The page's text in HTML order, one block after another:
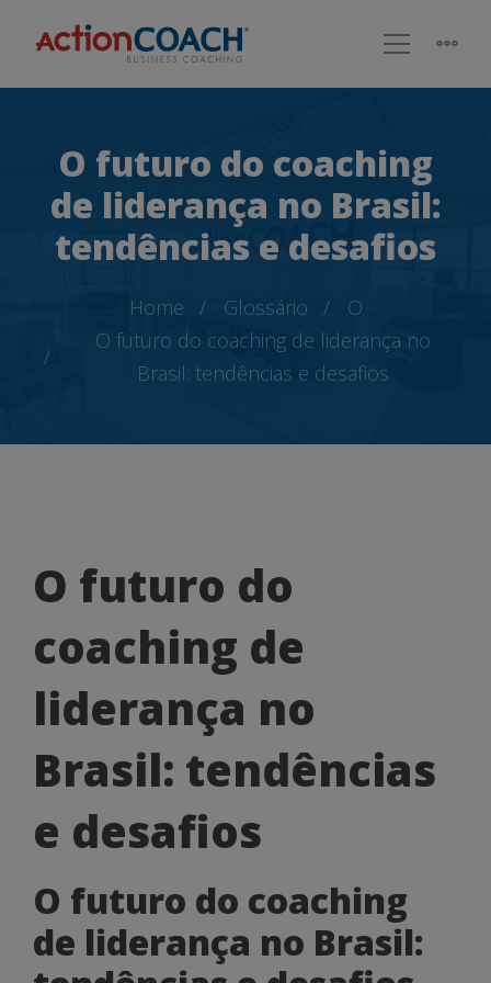
O futuro do coaching
de liderança no Brasil:
tendências e desafios
Home Glossário
O
O futuro do coaching de liderança no
Brasil: tendências e desafios
O
futuro
do
coaching
de
liderança
no
tendências
e
O futuro do
coaching de
liderança no
Brasil: tendências
e desafios
O futuro do coaching
de liderança no Brasil: